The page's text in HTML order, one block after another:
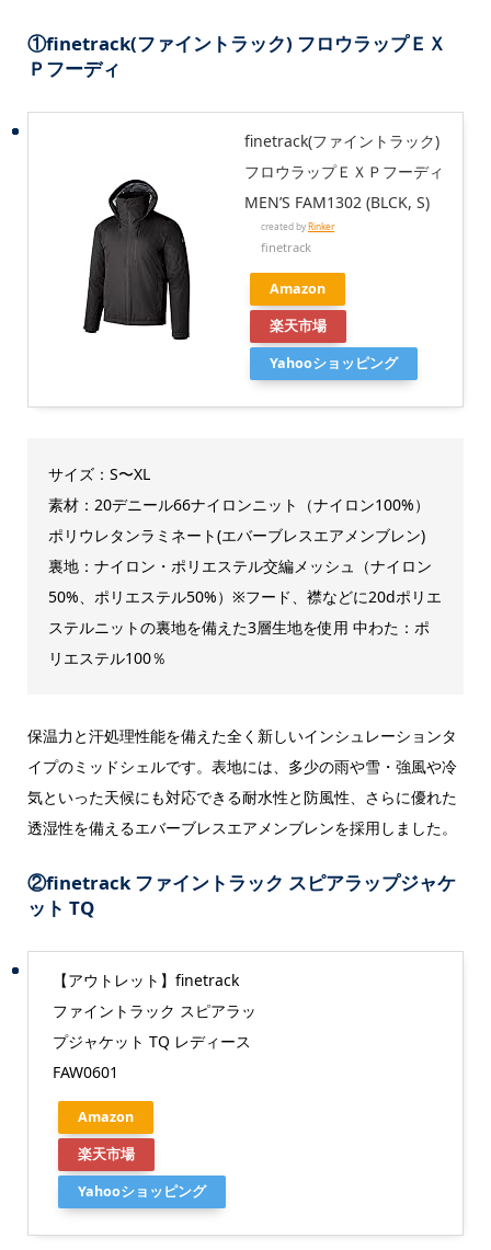
①finetrack(ファイントラック) フロウラップＥＸ
Ｐフーディ
finetrack(ファイントラック)
フロウラップＥＸＰフーディ
MEN’S FAM1302 (BLCK, S)
created byRinker
finetrack
Amazon
楽天市場
Yahooショッピング
サイズ：S〜XL
素材：20デニール66ナイロンニット（ナイロン100%）
ポリウレタンラミネート(エバーブレスエアメンブレン)
裏地：ナイロン・ポリエステル交編メッシュ（ナイロン
50%、ポリエステル50%）※フード、襟などに20dポリエ
ステルニットの裏地を備えた3層生地を使用 中わた：ポ
リエステル100％
保温力と汗処理性能を備えた全く新しいインシュレーションタ
イプのミッドシェルです。表地には、多少の雨や雪・強風や冷
気といった天候にも対応できる耐水性と防風性、さらに優れた
透湿性を備えるエバーブレスエアメンブレンを採用しました。
②finetrack ファイントラック スピアラップジャケ
ット TQ
【アウトレット】finetrack
ファイントラック スピアラッ
プジャケット TQ レディース
FAW0601
Amazon
楽天市場
Yahooショッピング